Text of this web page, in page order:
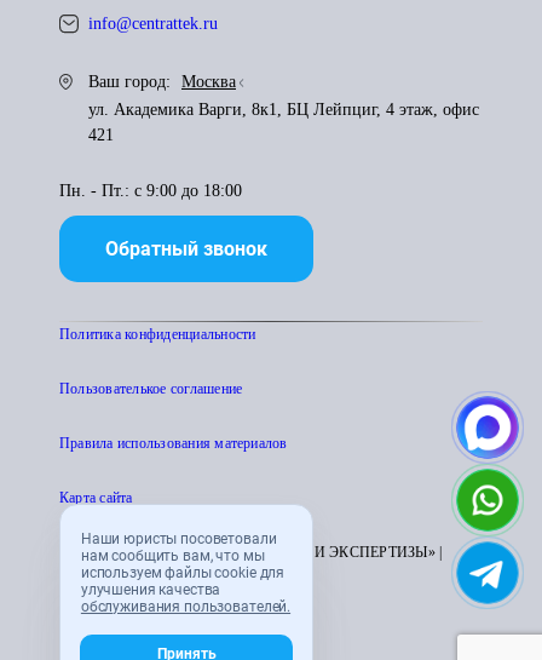
Наши юристы посоветовали
нам сообщить вам, что мы
используем файлы cookie для
улучшения качества
обслуживания пользователей.
Принять
info@centrattek.ru
Ваш город:
Москва
ул. Академика Варги, 8к1, БЦ Лейпциг, 4 этаж, офис
421
Пн. - Пт.: с 9:00 до 18:00
Обратный звонок
Политика конфиденциальности
Пользователькое соглашение
Правила использования материалов
Карта сайта
© 1995 - 2026 «ЦЕНТР АТТЕСТАЦИИ И ЭКСПЕРТИЗЫ» |
CENTRATTEK.RU